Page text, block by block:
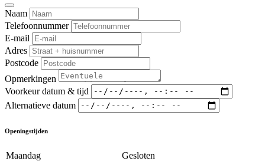
Naam
Telefoonnummer
E-mail
Adres
Postcode
Opmerkingen
Voorkeur datum & tijd
Alternatieve datum
Openingstijden
Maandag
Gesloten